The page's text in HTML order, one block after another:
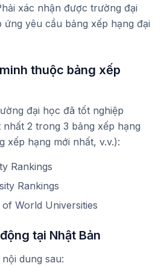
xác nhận được trường đại
yêu cầu bảng xếp hạng đại
thuộc bảng xếp
đại học đã tốt nghiệp
2 trong 3 bảng xếp hạng
xếp hạng mới nhất, v.v.):
Rankings
Rankings
World Universities
tại Nhật Bản
dung sau: